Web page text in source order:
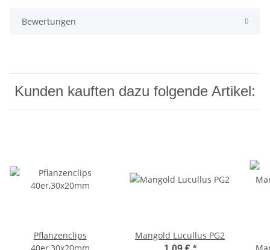
Bewertungen
Kunden kauften dazu folgende Artikel:
Pflanzenclips
Mangold Lucullus PG2